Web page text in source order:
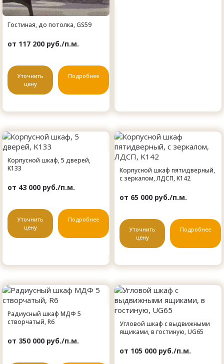
Гостиная, до потолка, GS59
от 117 200 руб./п.м.
Уточнить
цену
Подробнее
Корпусной шкаф, 5 дверей,
K133
от 43 000 руб./п.м.
Уточнить
цену
Подробнее
Корпусной шкаф пятидверный,
с зеркалом, ЛДСП, K142
от 65 000 руб./п.м.
Уточнить
цену
Подробнее
Радиусный шкаф МДФ 5
створчатый, R6
от 350 000 руб./п.м.
Угловой шкаф с выдвижными
ящиками, в гостиную, UG65
от 105 000 руб./п.м.